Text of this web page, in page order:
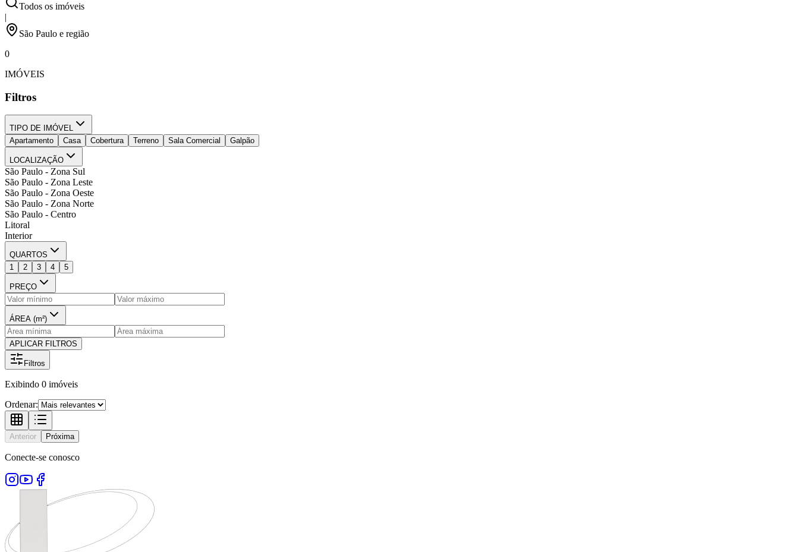
Todos os imóveis
|
São Paulo e região
0
IMÓVEIS
Filtros
TIPO DE IMÓVEL
Apartamento
Casa Cobertura Terreno Sala Comercial Galpão
LOCALIZAÇÃO
São Paulo - Zona Sul
São Paulo - Zona Leste
São Paulo - Zona Oeste
São Paulo - Zona Norte
São Paulo - Centro
Litoral
Interior
QUARTOS
1
2 3 4 5
PREÇO
ÁREA (m²)
APLICAR FILTROS
Filtros
Exibindo 0 imóveis
Ordenar:
Anterior Próxima
Conecte-se conosco